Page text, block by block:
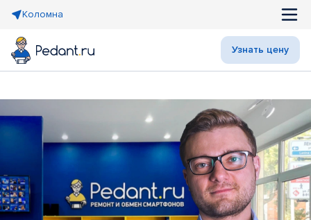
Коломна
Узнать цену